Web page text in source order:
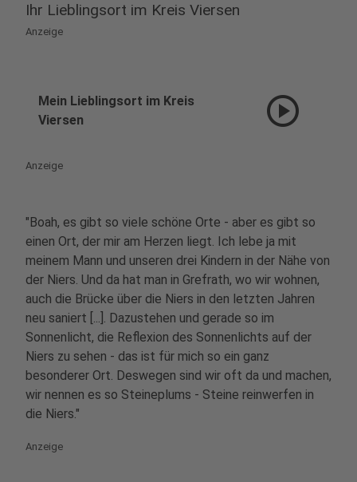
Ihr Lieblingsort im Kreis Viersen
Anzeige
Mein Lieblingsort im Kreis
Viersen
play_circle
Anzeige
"Boah, es gibt so viele schöne Orte - aber es gibt so
einen Ort, der mir am Herzen liegt. Ich lebe ja mit
meinem Mann und unseren drei Kindern in der Nähe von
der Niers. Und da hat man in Grefrath, wo wir wohnen,
auch die Brücke über die Niers in den letzten Jahren
neu saniert [...]. Dazustehen und gerade so im
Sonnenlicht, die Reflexion des Sonnenlichts auf der
Niers zu sehen - das ist für mich so ein ganz
besonderer Ort. Deswegen sind wir oft da und machen,
wir nennen es so Steineplums - Steine reinwerfen in
die Niers."
Anzeige